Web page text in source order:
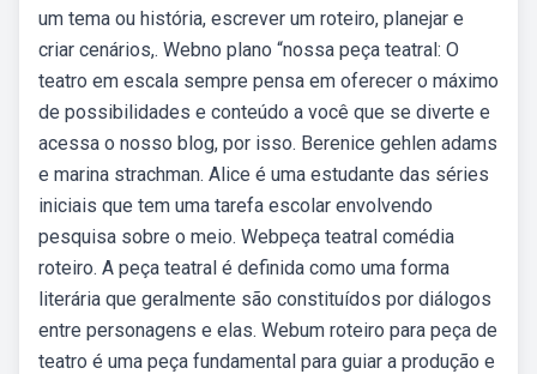
um tema ou história, escrever um roteiro, planejar e
criar cenários,. Webno plano “nossa peça teatral: O
teatro em escala sempre pensa em oferecer o máximo
de possibilidades e conteúdo a você que se diverte e
acessa o nosso blog, por isso. Berenice gehlen adams
e marina strachman. Alice é uma estudante das séries
iniciais que tem uma tarefa escolar envolvendo
pesquisa sobre o meio. Webpeça teatral comédia
roteiro. A peça teatral é definida como uma forma
literária que geralmente são constituídos por diálogos
entre personagens e elas. Webum roteiro para peça de
teatro é uma peça fundamental para guiar a produção e